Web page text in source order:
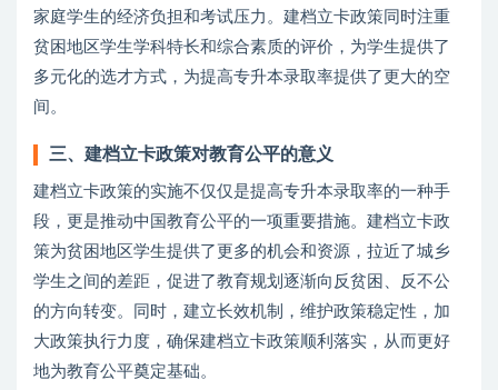
家庭学生的经济负担和考试压力。建档立卡政策同时注重
贫困地区学生学科特长和综合素质的评价，为学生提供了
多元化的选才方式，为提高专升本录取率提供了更大的空
间。
三、建档立卡政策对教育公平的意义
建档立卡政策的实施不仅仅是提高专升本录取率的一种手
段，更是推动中国教育公平的一项重要措施。建档立卡政
策为贫困地区学生提供了更多的机会和资源，拉近了城乡
学生之间的差距，促进了教育规划逐渐向反贫困、反不公
的方向转变。同时，建立长效机制，维护政策稳定性，加
大政策执行力度，确保建档立卡政策顺利落实，从而更好
地为教育公平奠定基础。